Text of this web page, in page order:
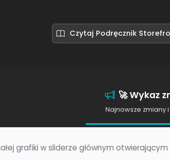
Czytaj Podręcznik
🚀 Wykaz
Najnowsze zmiany
grafiki w sliderze głównym otwierającym